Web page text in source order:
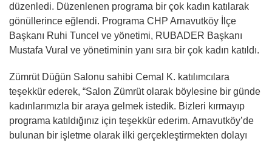
düzenledi. Düzenlenen programa bir çok kadın katılarak
gönüllerince eğlendi. Programa CHP Arnavutköy İlçe
Başkanı Ruhi Tuncel ve yönetimi, RUBADER Başkanı
Mustafa Vural ve yönetiminin yanı sıra bir çok kadın katıldı.
Zümrüt Düğün Salonu sahibi Cemal K. katılımcılara
teşekkür ederek, “Salon Zümrüt olarak böylesine bir günde
kadınlarımızla bir araya gelmek istedik. Bizleri kırmayıp
programa katıldığınız için teşekkür ederim. Arnavutköy’de
bulunan bir işletme olarak ilki gerçekleştirmekten dolayı